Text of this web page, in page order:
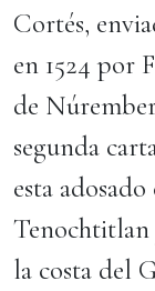
Cortés,
en 1524 por
de
segunda
esta
Tenochtitlan
la costa del